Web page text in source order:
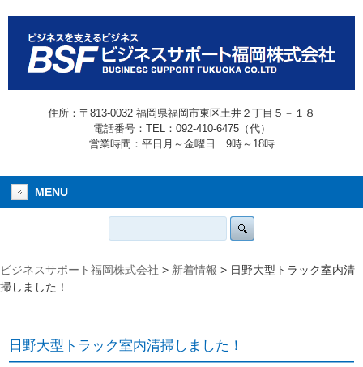
住所：〒813-0032 福岡県福岡市東区土井２丁目５－１８
電話番号：TEL：092-410-6475（代）
営業時間：平日月～金曜日 9時～18時
MENU
ビジネスサポート福岡株式会社 > 新着情報 > 日野大型トラック室内清
掃しました！
日野大型トラック室内清掃しました！